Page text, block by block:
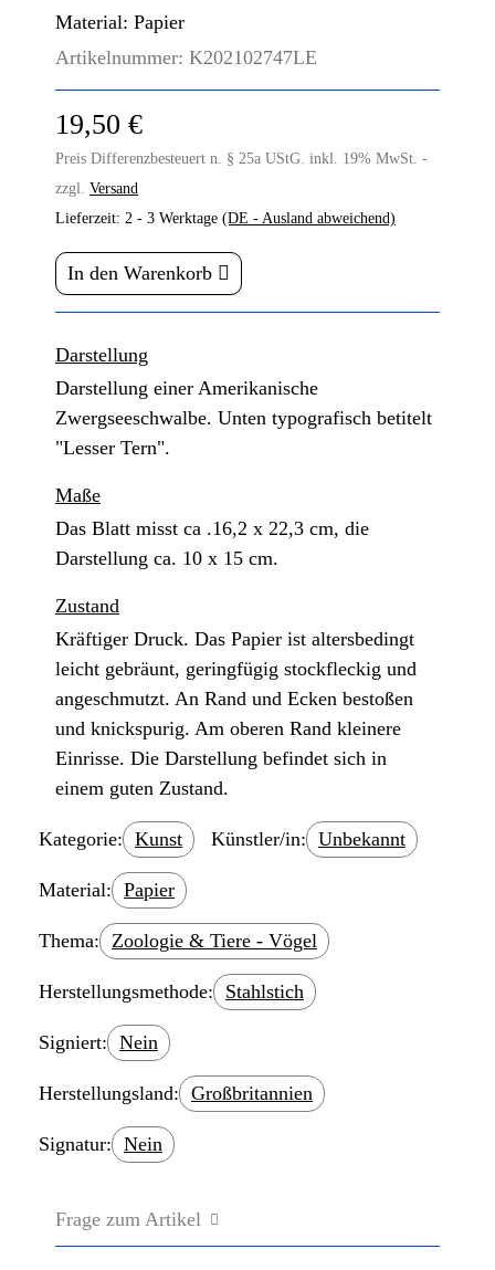
Material: Papier
Artikelnummer: K202102747LE
19,50 €
Preis Differenzbesteuert n. § 25a UStG. inkl. 19% MwSt. -
zzgl. Versand
Lieferzeit: 2 - 3 Werktage (DE - Ausland abweichend)
In den Warenkorb
Darstellung
Darstellung einer Amerikanische
Zwergseeschwalbe. Unten typografisch betitelt
"Lesser Tern".
Maße
Das Blatt misst ca .16,2 x 22,3 cm, die
Darstellung ca. 10 x 15 cm.
Zustand
Kräftiger Druck. Das Papier ist altersbedingt
leicht gebräunt, geringfügig stockfleckig und
angeschmutzt. An Rand und Ecken bestoßen
und knickspurig. Am oberen Rand kleinere
Einrisse. Die Darstellung befindet sich in
einem guten Zustand.
Kategorie: Kunst Künstler/in: Unbekannt
Material: Papier
Thema: Zoologie & Tiere - Vögel
Herstellungsmethode: Stahlstich
Signiert: Nein
Herstellungsland: Großbritannien
Signatur: Nein
Frage zum Artikel